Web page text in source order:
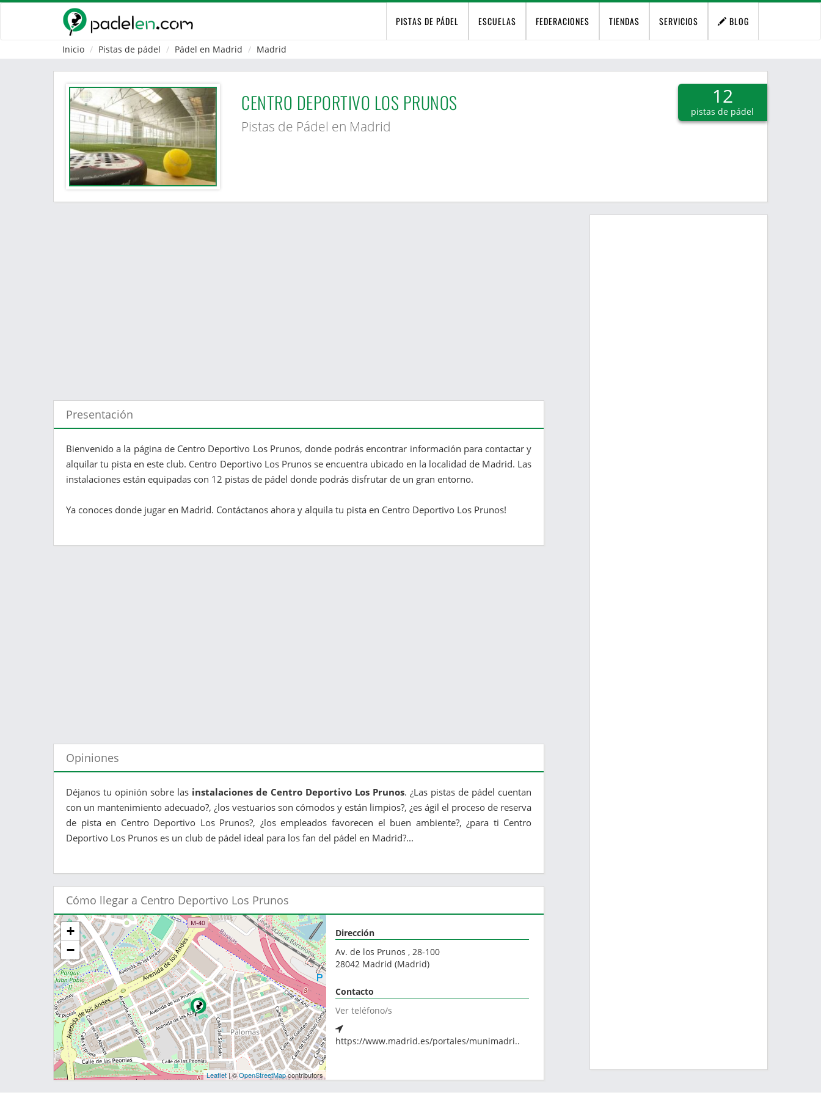
PISTAS DE PÁDEL ESCUELAS FEDERACIONES TIENDAS SERVICIOS BLOG
Inicio Pistas de pádel Pádel en Madrid Madrid
CENTRO DEPORTIVO LOS PRUNOS
Pistas de Pádel en Madrid
12
pistas de pádel
Presentación
Bienvenido a la página de Centro Deportivo Los Prunos, donde podrás encontrar información para contactar y
alquilar tu pista en este club. Centro Deportivo Los Prunos se encuentra ubicado en la localidad de Madrid. Las
instalaciones están equipadas con 12 pistas de pádel donde podrás disfrutar de un gran entorno.
Ya conoces donde jugar en Madrid. Contáctanos ahora y alquila tu pista en Centro Deportivo Los Prunos!
Opiniones
Déjanos tu opinión sobre las instalaciones de Centro Deportivo Los Prunos. ¿Las pistas de pádel cuentan
con un mantenimiento adecuado?, ¿los vestuarios son cómodos y están limpios?, ¿es ágil el proceso de reserva
de pista en Centro Deportivo Los Prunos?, ¿los empleados favorecen el buen ambiente?, ¿para ti Centro
Deportivo Los Prunos es un club de pádel ideal para los fan del pádel en Madrid?...
Cómo llegar a Centro Deportivo Los Prunos
+
−
Leaflet | ©OpenStreetMapcontributors
Dirección
Av. de los Prunos , 28-100
28042 Madrid (Madrid)
Contacto
Ver teléfono/s
https://www.madrid.es/portales/munimadri..